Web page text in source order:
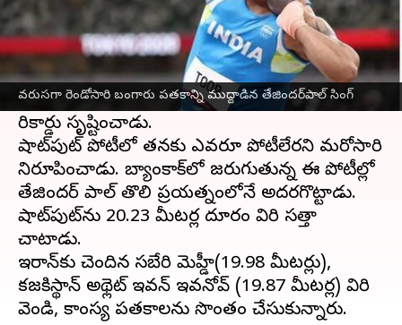
వరుసగా రెండోసారి బంగారు పతకాన్ని ముద్దాడిన తేజింద‌ర్‌పాల్ సింగ్
ఈ వార్తాకథనం ఏంటి
ఆసియా అథ్లెటిక్స్ ఛాంపియన్ షిప్‌లో భారత స్టార్ షాట్
పుట్ తేజిందర్‌పాల్‌సింగ్ తూర్ సంచలనం సృష్టించాడు.
వరుసగా రెండోసారి బంగారు పతకాన్ని సాధించి
రికార్డు సృష్టించాడు.
షాట్‌పుట్ పోటీలో తనకు ఎవరూ పోటీలేరని మరోసారి
నిరూపించాడు. బ్యాంకాక్‌లో జరుగుతున్న ఈ పోటీల్లో
తేజిందర్ పాల్ తొలి ప్రయత్నంలోనే అదరగొట్టాడు.
షాట్‌పుట్‌ను 20.23 మీట‌ర్ల దూరం విసిరి సత్తా
చాటాడు.
ఇరాన్‌కు చెందిన స‌బేరి మెహ్డీ(19.98 మీట‌ర్లు),
క‌జ‌కిస్థాన్ అథ్లెట్ ఇవ‌న్ ఇవ‌నోవ్ (19.87 మీట‌ర్ల‌) విసిరి